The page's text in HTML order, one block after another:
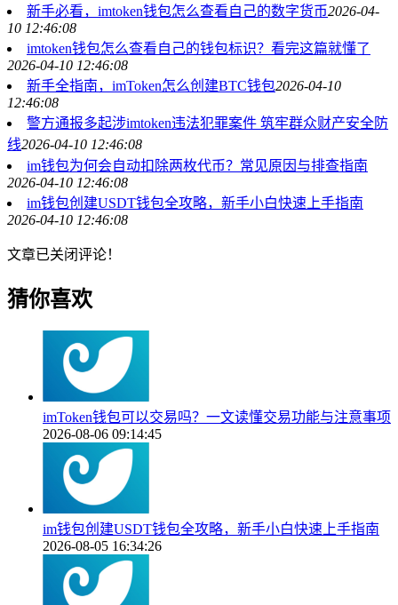
新手必看，imtoken钱包怎么查看自己的数字货币2026-04-
10 12:46:08
imtoken钱包怎么查看自己的钱包标识？看完这篇就懂了
2026-04-10 12:46:08
新手全指南，imToken怎么创建BTC钱包2026-04-10
12:46:08
警方通报多起涉imtoken违法犯罪案件 筑牢群众财产安全防
线2026-04-10 12:46:08
im钱包为何会自动扣除两枚代币？常见原因与排查指南
2026-04-10 12:46:08
im钱包创建USDT钱包全攻略，新手小白快速上手指南
2026-04-10 12:46:08
文章已关闭评论！
猜你喜欢
imToken钱包可以交易吗？一文读懂交易功能与注意事项
2026-08-06 09:14:45
im钱包创建USDT钱包全攻略，新手小白快速上手指南
2026-08-05 16:34:26